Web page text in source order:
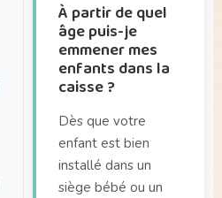
À partir de quel
âge puis-je
emmener mes
enfants dans la
caisse ?
Dès que votre
enfant est bien
installé dans un
siège bébé ou un